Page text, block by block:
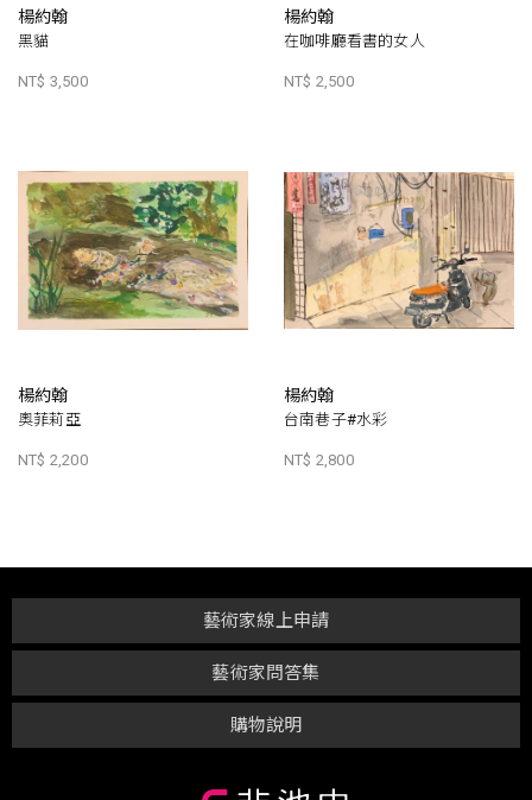
楊約翰
黑貓
NT$ 3,500
楊約翰
在咖啡廳看書的女人
NT$ 2,500
楊約翰
奧菲莉亞
NT$ 2,200
楊約翰
台南巷子#水彩
NT$ 2,800
購物說明
藝術家問答集
藝術家線上申請